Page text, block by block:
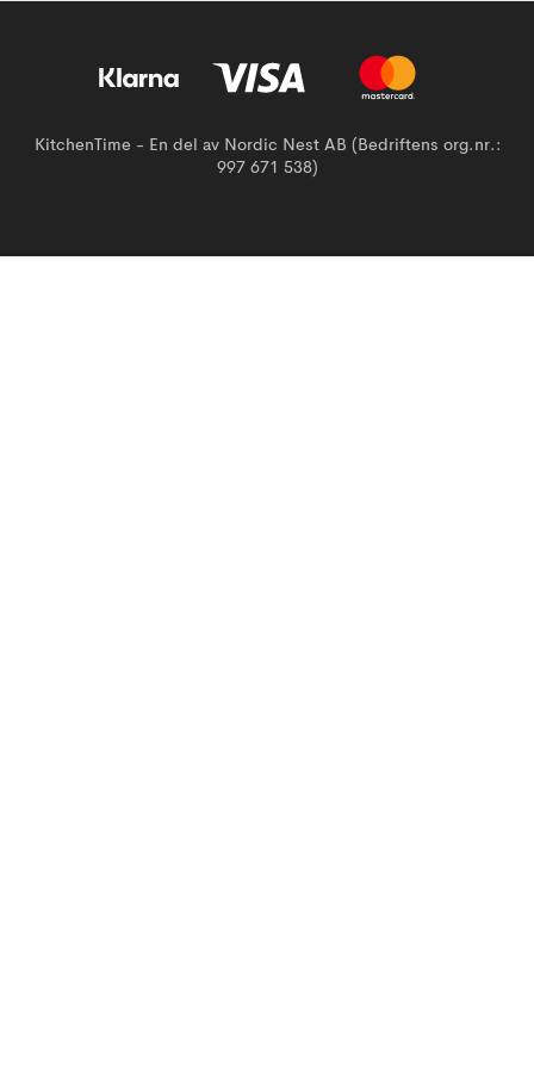
KitchenTime - En del av Nordic Nest AB (Bedriftens org.nr.:
997 671 538)